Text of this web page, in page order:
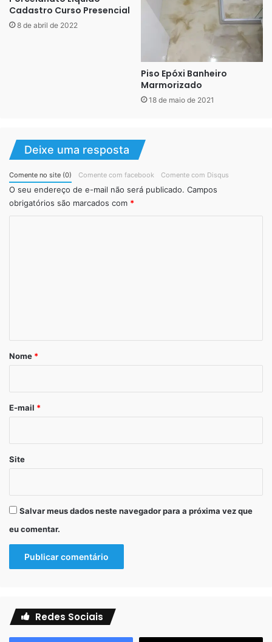
modelos
Em resumo com o epóxi podemos abusar das cores
modelos, sendo eles única cor, efeito marmorizado,.
geométrico ou 3D. Podemos fazer desenhos, letras e
forma sem sujeira, barulho e pó. Para ambientes
comerciais o tempo de aplicação facilita muito, pois o
mesmo é feito em uns três dias e liberado para uso
praticamente após 24 horas do término do serviço.
Cadastro Curso Presencial
8 de abril de 2022
Piso Epóxi Banheiro
Marmorizado
18 de maio de 2021
Deixe uma resposta
Comente no site (0) Comente com facebook Comente com Disqus
O seu endereço de e-mail não será publicado. Campos
obrigatórios são marcados com *
r
*
Nome *
E-mail *
Site
Salvar meus dados neste navegador para a próxima vez que
eu comentar.
Redes Sociais